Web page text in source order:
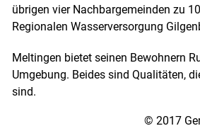
übrigen vier Nachbargemeinden zu
Regionalen Wasserversorgung
Meltingen bietet seinen Bewohnern
Umgebung. Beides sind Qualitäten,
sind.
© 2017